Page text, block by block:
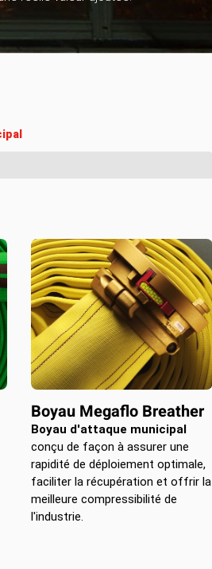
Boyau Megaflo Breather
Boyau d'attaque municipal
conçu de façon à assurer une
rapidité de déploiement optimale,
faciliter la récupération et offrir la
meilleure compressibilité de
l'industrie.